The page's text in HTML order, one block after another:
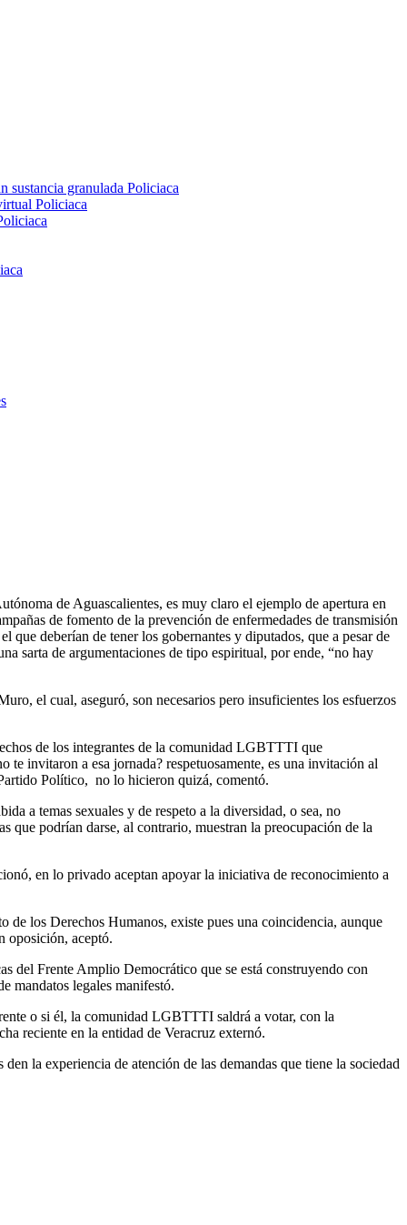
sustancia granulada Policiaca
Policiaca
de Aguascalientes, es muy claro el ejemplo de apertura en
de fomento de la prevención de enfermedades de transmisión
que deberían de tener los gobernantes y diputados, que a pesar de
sarta de argumentaciones de tipo espiritual, por ende, “no hay
el cual, aseguró, son necesarios pero insuficientes los esfuerzos
de los integrantes de la comunidad LGBTTTI que
invitaron a esa jornada? respetuosamente, es una invitación al
Político, no lo hicieron quizá, comentó.
a temas sexuales y de respeto a la diversidad, o sea, no
que podrían darse, al contrario, muestran la preocupación de la
en lo privado aceptan apoyar la iniciativa de reconocimiento a
de los Derechos Humanos, existe pues una coincidencia, aunque
oposición, aceptó.
del Frente Amplio Democrático que se está construyendo con
mandatos legales manifestó.
o si él, la comunidad LGBTTTI saldrá a votar, con la
reciente en la entidad de Veracruz externó.
la experiencia de atención de las demandas que tiene la sociedad